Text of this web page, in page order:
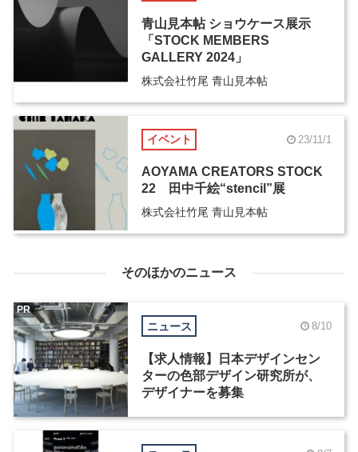
青山見本帖 ショウケース展示
「STOCK MEMBERS
GALLERY 2024」
株式会社竹尾 青山見本帖
イベント 23/11/1
AOYAMA CREATORS STOCK
22 田中千絵“stencil”展
株式会社竹尾 青山見本帖
そのほかのニュース
ニュース 8/10
【求人情報】日本デザインセン
ターの色部デザイン研究所が、
デザイナーを募集
PR